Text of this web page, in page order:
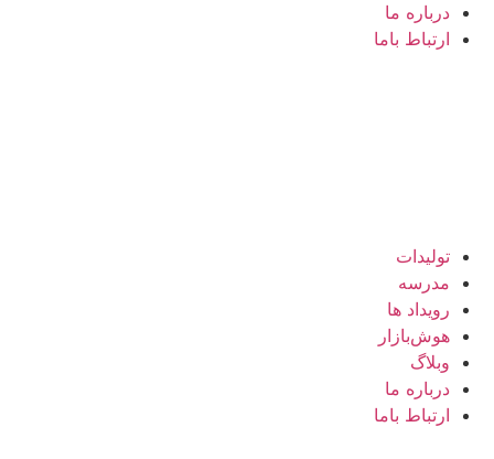
درباره ما
ارتباط باما
تولیدات
مدرسه
رویداد ها
هوش‌بازار
وبلاگ
درباره ما
ارتباط باما